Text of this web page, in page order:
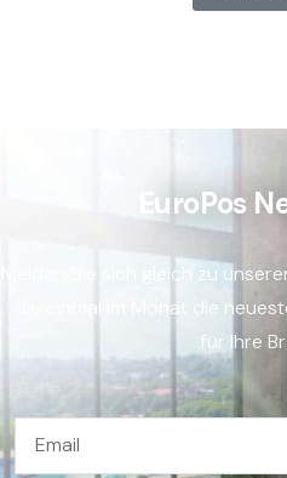
EuroPos
Melden Sie sich gleich zu
Sie einmal im Monat die
für Ihre